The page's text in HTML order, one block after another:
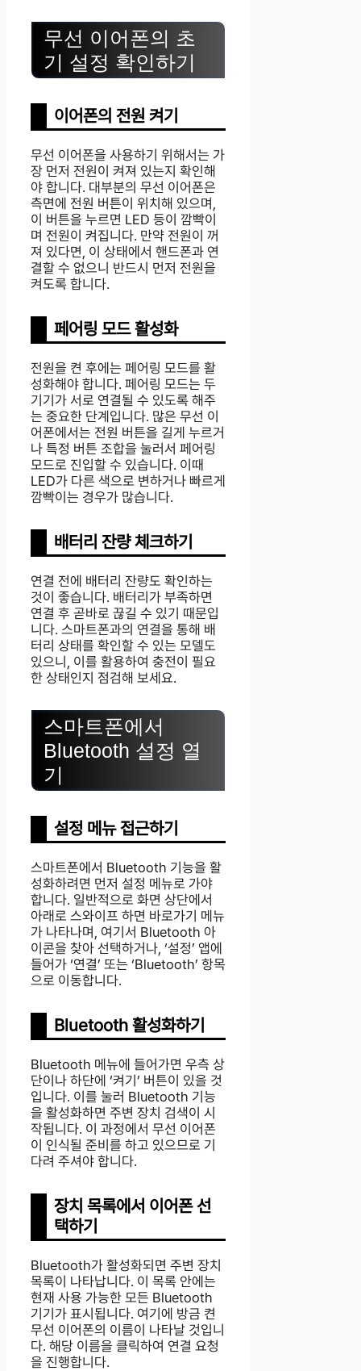
무선 이어폰의 초
기 설정 확인하기
이어폰의 전원 켜기
무선 이어폰을 사용하기 위해서는 가
장 먼저 전원이 켜져 있는지 확인해
야 합니다. 대부분의 무선 이어폰은
측면에 전원 버튼이 위치해 있으며,
이 버튼을 누르면 LED 등이 깜빡이
며 전원이 켜집니다. 만약 전원이 꺼
져 있다면, 이 상태에서 핸드폰과 연
결할 수 없으니 반드시 먼저 전원을
켜도록 합니다.
페어링 모드 활성화
전원을 켠 후에는 페어링 모드를 활
성화해야 합니다. 페어링 모드는 두
기기가 서로 연결될 수 있도록 해주
는 중요한 단계입니다. 많은 무선 이
어폰에서는 전원 버튼을 길게 누르거
나 특정 버튼 조합을 눌러서 페어링
모드로 진입할 수 있습니다. 이때
LED가 다른 색으로 변하거나 빠르게
깜빡이는 경우가 많습니다.
배터리 잔량 체크하기
연결 전에 배터리 잔량도 확인하는
것이 좋습니다. 배터리가 부족하면
연결 후 곧바로 끊길 수 있기 때문입
니다. 스마트폰과의 연결을 통해 배
터리 상태를 확인할 수 있는 모델도
있으니, 이를 활용하여 충전이 필요
한 상태인지 점검해 보세요.
스마트폰에서
Bluetooth 설정 열
기
설정 메뉴 접근하기
스마트폰에서 Bluetooth 기능을 활
성화하려면 먼저 설정 메뉴로 가야
합니다. 일반적으로 화면 상단에서
아래로 스와이프 하면 바로가기 메뉴
가 나타나며, 여기서 Bluetooth 아
이콘을 찾아 선택하거나, ‘설정’ 앱에
들어가 ‘연결’ 또는 ‘Bluetooth’ 항목
으로 이동합니다.
Bluetooth 활성화하기
Bluetooth 메뉴에 들어가면 우측 상
단이나 하단에 ‘켜기’ 버튼이 있을 것
입니다. 이를 눌러 Bluetooth 기능
을 활성화하면 주변 장치 검색이 시
작됩니다. 이 과정에서 무선 이어폰
이 인식될 준비를 하고 있으므로 기
다려 주셔야 합니다.
장치 목록에서 이어폰 선
택하기
Bluetooth가 활성화되면 주변 장치
목록이 나타납니다. 이 목록 안에는
현재 사용 가능한 모든 Bluetooth
기기가 표시됩니다. 여기에 방금 켠
무선 이어폰의 이름이 나타날 것입니
다. 해당 이름을 클릭하여 연결 요청
을 진행합니다.